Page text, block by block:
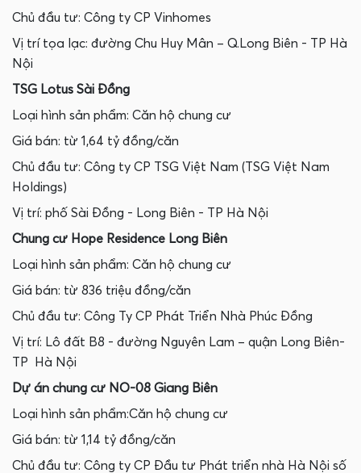
Chủ đầu tư: Công ty CP Vinhomes
Vị trí tọa lạc: đường Chu Huy Mân – Q.Long Biên - TP Hà
Nội
TSG Lotus Sài Đồng
Loại hình sản phẩm: Căn hộ chung cư
Giá bán: từ 1,64 tỷ đồng/căn
Chủ đầu tư: Công ty CP TSG Việt Nam (TSG Việt Nam
Holdings)
Vị trí: phố Sài Đồng - Long Biên - TP Hà Nội
Chung cư Hope Residence Long Biên
Loại hình sản phẩm: Căn hộ chung cư
Giá bán: từ 836 triệu đồng/căn
Chủ đầu tư: Công Ty CP Phát Triển Nhà Phúc Đồng
Vị trí: Lô đất B8 - đường Nguyên Lam – quận Long Biên-
TP Hà Nội
Dự án chung cư NO-08 Giang Biên
Loại hình sản phẩm:Căn hộ chung cư
Giá bán: từ 1,14 tỷ đồng/căn
Chủ đầu tư: Công ty CP Đầu tư Phát triển nhà Hà Nội số